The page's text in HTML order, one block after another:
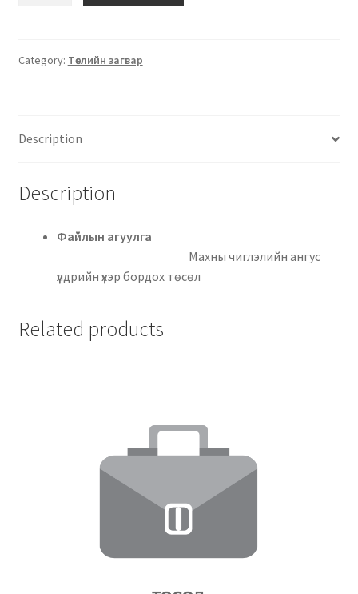
Category: Төслийн загвар
Description
Description
Файлын агуулга
Махны чиглэлийн ангус
үүлдрийн үхэр бордох төсөл
Related products